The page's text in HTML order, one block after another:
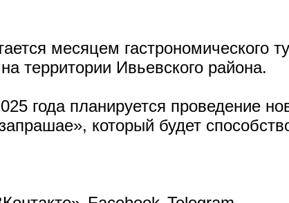
месяцем гастрономического
территории Ивьевского района.
года планируется проведение
который будет